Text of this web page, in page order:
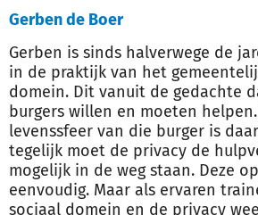
Gerben de Boer
Gerben is sinds halverwege de
in de praktijk van het
domein. Dit vanuit de gedachte
burgers willen en moeten
levenssfeer van die burger is
tegelijk moet de privacy de
mogelijk in de weg staan. Deze
eenvoudig. Maar als ervaren
sociaal domein en de privacy